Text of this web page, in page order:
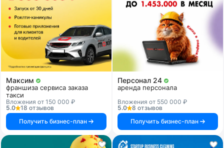
Максим
франшиза сервиса заказа
такси
Вложения от 150 000 ₽
5.0
18 отзывов
Получить бизнес-план
Персонал 24
аренда персонала
Вложения от 550 000 ₽
5.0
8 отзывов
Получить бизнес-план